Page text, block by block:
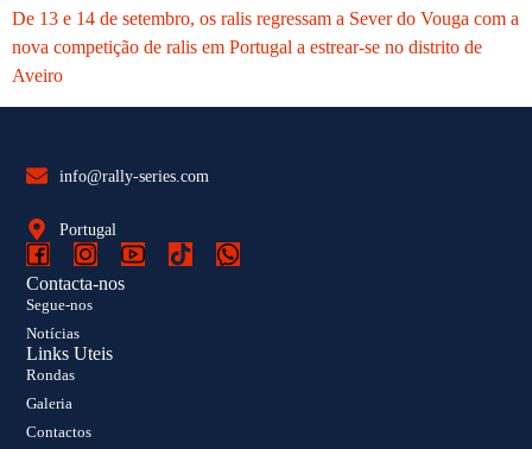
De 13 e 14 de setembro, os ralis regressam a Sever do Vouga com a
nova competição de ralis em Portugal a estrear-se no distrito de
Aveiro
info@rally-series.com
Portugal
Contacta-nos
Segue-nos
Notícias
Links Uteis
Rondas
Galeria
Contactos